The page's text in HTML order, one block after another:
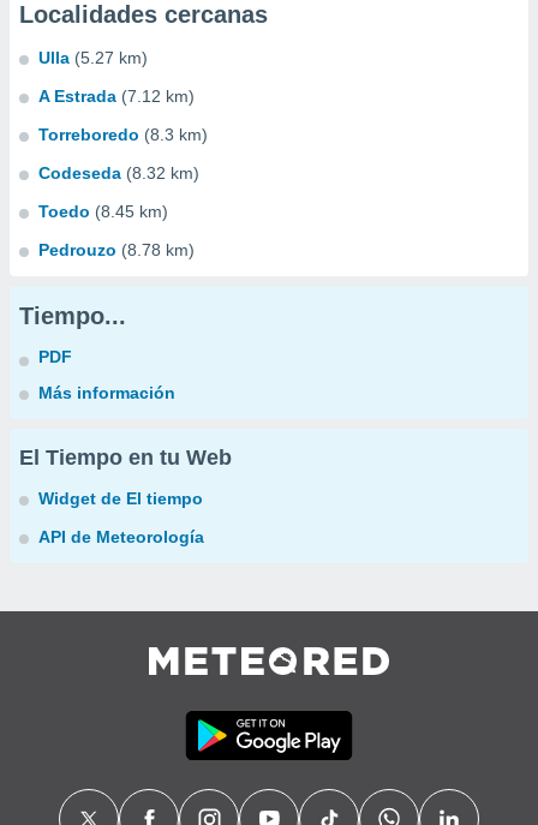
Localidades cercanas
Ulla (5.27 km)
A Estrada (7.12 km)
Torreboredo (8.3 km)
Codeseda (8.32 km)
Toedo (8.45 km)
Pedrouzo (8.78 km)
Tiempo...
PDF
Más información
El Tiempo en tu Web
Widget de El tiempo
API de Meteorología